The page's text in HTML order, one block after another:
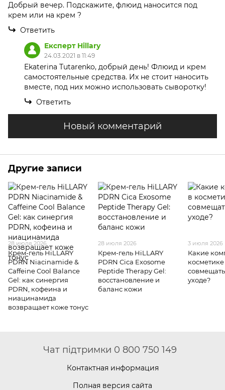
Добрый вечер. Подскажите, флюид наносится под
крем или на крем ?
Ответить
Експерт Hillary
24.03.2021 в 11:49
Ekaterina Tutarenko, добрый день! Флюид и крем
самостоятельные средства. Их не стоит наносить
вместе, под них можно использовать сыворотку!
Ответить
Новый комментарий
Другие записи
28 июля 2026
Крем-гель HiLLARY
PDRN Niacinamide &
Caffeine Cool Balance
Gel: как синергия
PDRN, кофеина и
ниацинамида
возвращает коже тонус
28 июля 2026
Крем-гель HiLLARY
PDRN Cica Exosome
Peptide Therapy Gel:
восстановление и
баланс кожи
3 июля 2026
Какие
уходе?
Чат підтримки 0 800 750 149
Контактная информация
Полная версия сайта